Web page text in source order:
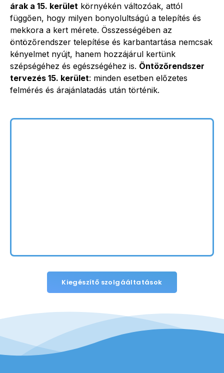
árak a 15. kerület környékén változóak, attól
függően, hogy milyen bonyolultságú a telepítés és
mekkora a kert mérete. Összességében az
öntözőrendszer telepítése és karbantartása nemcsak
kényelmet nyújt, hanem hozzájárul kertünk
szépségéhez és egészségéhez is. Öntözőrendszer
tervezés 15. kerület: minden esetben előzetes
felmérés és árajánlatadás után történik.
Kiegészítő szolgááltatások